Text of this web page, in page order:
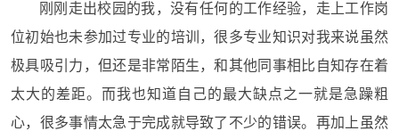
刚刚走出校园的我，没有任何的工作经验，走上工作岗
位初始也未参加过专业的培训，很多专业知识对我来说虽然
极具吸引力，但还是非常陌生，和其他同事相比自知存在着
太大的差距。而我也知道自己的最大缺点之一就是急躁粗
心，很多事情太急于完成就导致了不少的错误。再加上虽然